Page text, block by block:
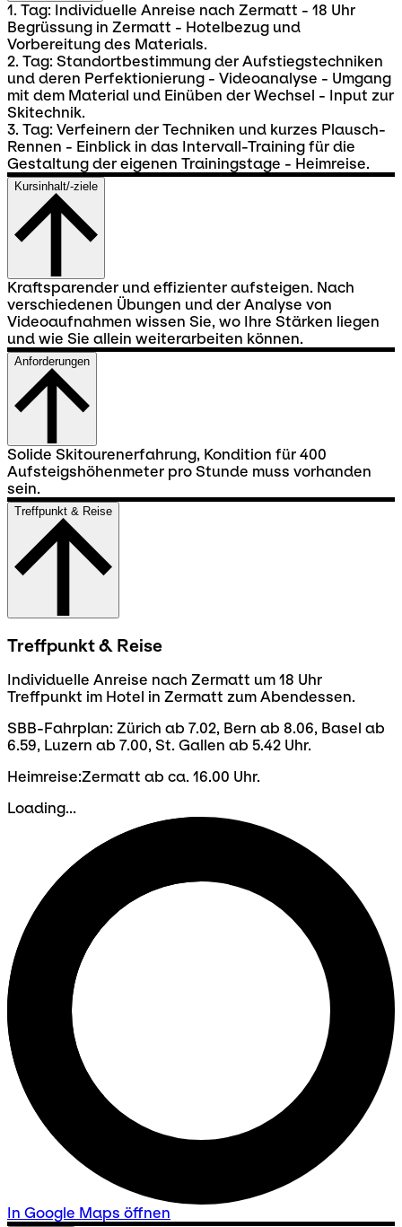
1. Tag: Individuelle Anreise nach Zermatt - 18 Uhr
Begrüssung in Zermatt - Hotelbezug und
Vorbereitung des Materials.
2. Tag: Standortbestimmung der Aufstiegstechniken
und deren Perfektionierung - Videoanalyse - Umgang
mit dem Material und Einüben der Wechsel - Input zur
Skitechnik.
3. Tag: Verfeinern der Techniken und kurzes Plausch-
Rennen - Einblick in das Intervall-Training für die
Gestaltung der eigenen Trainingstage - Heimreise.
Kursinhalt/-ziele
Kraftsparender und effizienter aufsteigen. Nach
verschiedenen Übungen und der Analyse von
Videoaufnahmen wissen Sie, wo Ihre Stärken liegen
und wie Sie allein weiterarbeiten können.
Anforderungen
Solide Skitourenerfahrung, Kondition für 400
Aufsteigshöhenmeter pro Stunde muss vorhanden
sein.
Treffpunkt & Reise
Treffpunkt & Reise
Individuelle Anreise nach Zermatt um 18 Uhr
Treffpunkt im Hotel in Zermatt zum Abendessen.
SBB-Fahrplan: Zürich ab 7.02, Bern ab 8.06, Basel ab
6.59, Luzern ab 7.00, St. Gallen ab 5.42 Uhr.
Heimreise:Zermatt ab ca. 16.00 Uhr.
Loading...
In Google Maps öffnen